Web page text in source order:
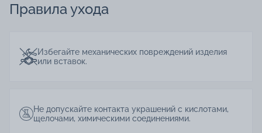
Правила ухода
Избегайте механических повреждений изделия
или вставок.
Не допускайте контакта украшений с кислотами,
щелочами, химическими соединениями.